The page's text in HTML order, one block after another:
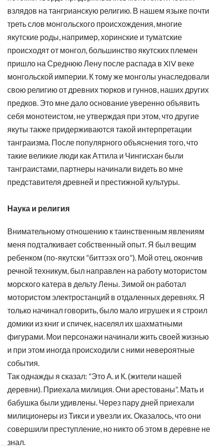
взлядов на тангрианскую религию. В нашем языке почти
треть слов монгольского происхождения, многие
якутские роды, например, хоринские и туматские
происходят от монгол, большинство якутских племен
пришло на Среднюю Лену после распада в XIV веке
монгольской империи. К тому же монголы унаследовали
свою религию от древних тюрков и гуннов, наших других
предков. Это мне дало основание уверенно объявить
себя монотеистом, не утверждая при этом, что другие
якуты также придерживаются такой интерпретации
танграизма. После популярного объяснения того, что
такие великие люди как Аттила и Чингисхан были
танграистами, партнеры начинали видеть во мне
представителя древней и престижной культуры.
Наука и религия
Внимательному отношению к таинственным явлениям
меня подталкивает собственный опыт. Я был вещим
ребенком (по-якутски “биттээх ого”). Мой отец, окончив
речной техникум, был направлен на работу мотористом
морского катера в дельту Лены. Зимой он работал
мотористом электростанций в отдаленных деревнях. Я
только начинал говорить, было мало игрушек и я строил
домики из книг и спичек, населял их шахматными
фигурами. Мои персонажи начинали жить своей жизнью
и при этом иногда происходили с ними невероятные
события.
Так однажды я сказал: “Это А. и К. (жители нашей
деревни). Приехала милиция. Они арестованы”. Мать и
бабушка были удивлены. Через пару дней приехали
милиционеры из Тикси и увезли их. Оказалось, что они
совершили преступление, но никто об этом в деревне не
знал.